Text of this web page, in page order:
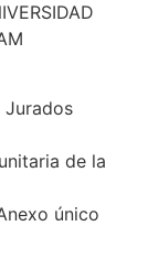
Jurados
de la
único